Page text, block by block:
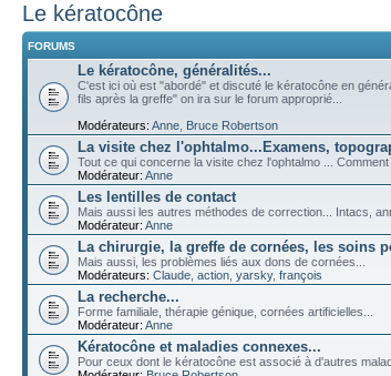
Le kératocône
FORUMS
Le kératocône, généralités...
C'est ici où est "abordé" et discuté le kératocône en
fils après la greffe" on ira sur le forum approprié...
Modérateurs: Anne Bruce Robertson
La visite chez l'ophtalmo...Examens,
Tout ce qui concerne la visite chez l'ophtalmo ...
Modérateur: Anne
Les lentilles de contact
Mais aussi les autres méthodes de correction... Intacs,
Modérateur: Anne
La chirurgie, la greffe de cornées, les soins
Mais aussi, les problèmes liés aux dons de cornées...
Modérateurs: Claude action yarsky, françois
La recherche...
Forme familiale, thérapie génique, cornées artificielles...
Modérateur: Anne
Kératocône et maladies connexes...
Pour ceux dont le kératocône est associé à d'autres